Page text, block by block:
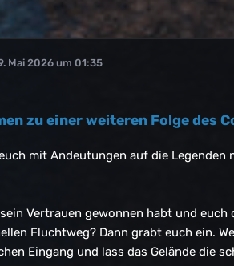
Mai 2026 um 01:35
zu einer weiteren Folge des
mit Andeutungen auf die
Vertrauen gewonnen habt und
Fluchtweg? Dann grabt euch ein.
Eingang und lass das Gelände die